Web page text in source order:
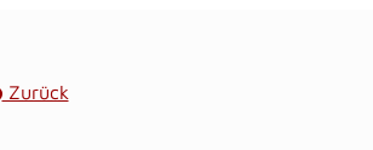
Zurück